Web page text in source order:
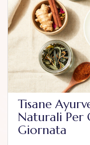
Tisane
Naturali Per
Giornata